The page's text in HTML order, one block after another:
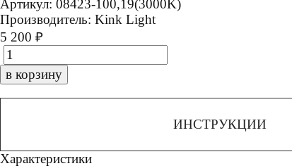
Артикул: 08423-100,19(3000K)
Производитель: Kink Light
5 200 ₽
в корзину
ИНСТРУКЦИИ
Характеристики